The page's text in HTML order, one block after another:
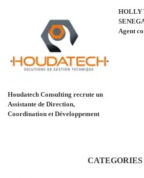
Houdatech Consulting recrute un
Assistante de Direction,
Coordination et Développement
HOLLY
Agent
CATEGORIES